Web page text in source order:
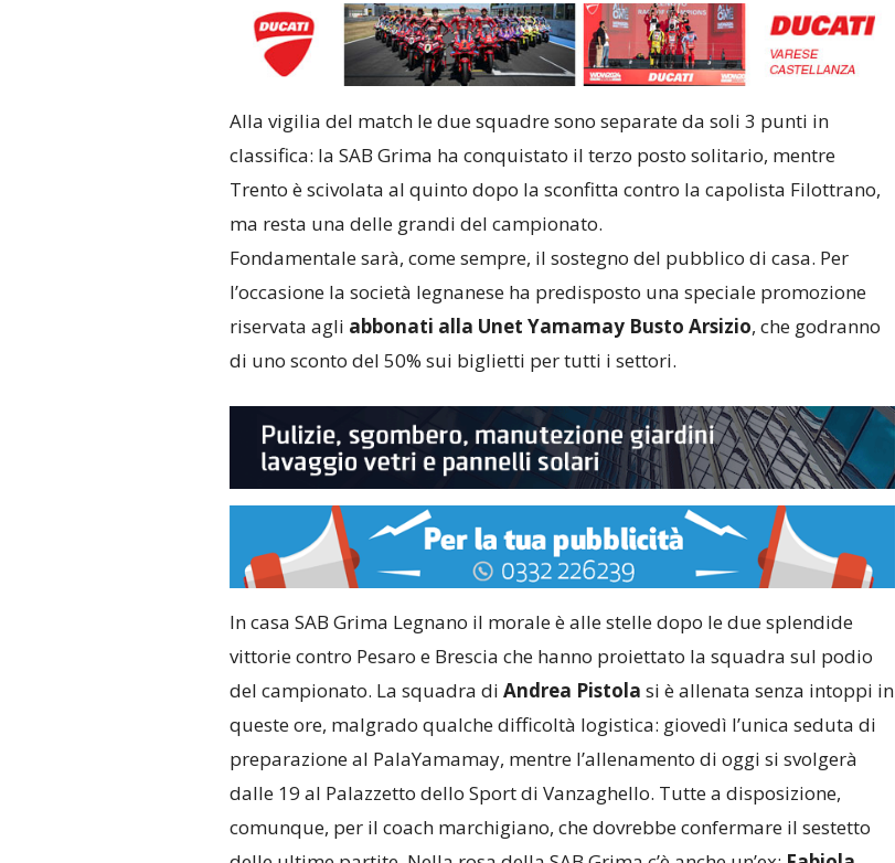
Alla vigilia del match le due squadre sono separate da soli 3 punti in
classifica: la SAB Grima ha conquistato il terzo posto solitario, mentre
Trento è scivolata al quinto dopo la sconfitta contro la capolista Filottrano,
ma resta una delle grandi del campionato.
Fondamentale sarà, come sempre, il sostegno del pubblico di casa. Per
l’occasione la società legnanese ha predisposto una speciale promozione
riservata agli abbonati alla Unet Yamamay Busto Arsizio, che godranno
di uno sconto del 50% sui biglietti per tutti i settori.
In casa SAB Grima Legnano il morale è alle stelle dopo le due splendide
vittorie contro Pesaro e Brescia che hanno proiettato la squadra sul podio
del campionato. La squadra di Andrea Pistola si è allenata senza intoppi in
queste ore, malgrado qualche difficoltà logistica: giovedì l’unica seduta di
preparazione al PalaYamamay, mentre l’allenamento di oggi si svolgerà
dalle 19 al Palazzetto dello Sport di Vanzaghello. Tutte a disposizione,
comunque, per il coach marchigiano, che dovrebbe confermare il sestetto